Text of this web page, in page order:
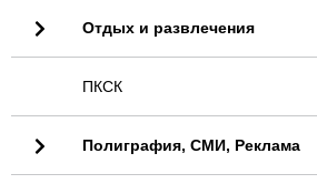
Отдых и развлечения
ПКСК
Полиграфия, СМИ, Реклама